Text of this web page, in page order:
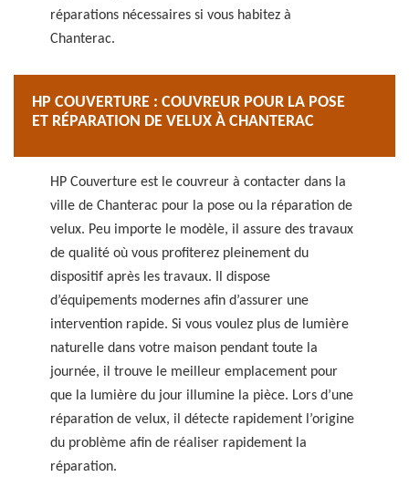
réparations nécessaires si vous habitez à
Chanterac.
HP COUVERTURE : COUVREUR POUR LA POSE
ET RÉPARATION DE VELUX À CHANTERAC
HP Couverture est le couvreur à contacter dans la
ville de Chanterac pour la pose ou la réparation de
velux. Peu importe le modèle, il assure des travaux
de qualité où vous profiterez pleinement du
dispositif après les travaux. Il dispose
d’équipements modernes afin d’assurer une
intervention rapide. Si vous voulez plus de lumière
naturelle dans votre maison pendant toute la
journée, il trouve le meilleur emplacement pour
que la lumière du jour illumine la pièce. Lors d’une
réparation de velux, il détecte rapidement l’origine
du problème afin de réaliser rapidement la
réparation.